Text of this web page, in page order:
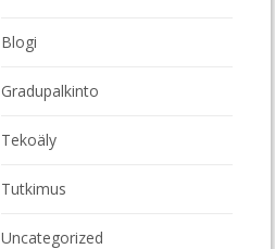
Blogi
Gradupalkinto
Tekoäly
Tutkimus
Uncategorized